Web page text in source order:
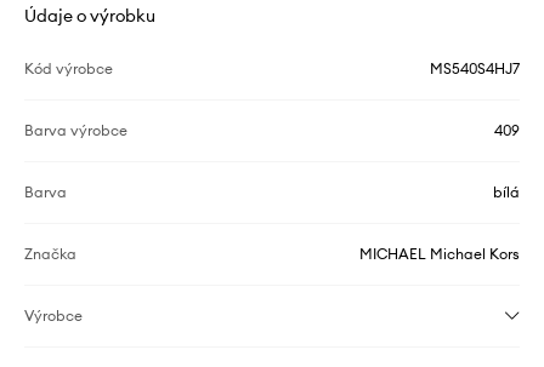
Údaje o výrobku
Kód výrobce MS540S4HJ7
Barva výrobce 409
Barva bílá
Značka MICHAEL Michael Kors
Výrobce